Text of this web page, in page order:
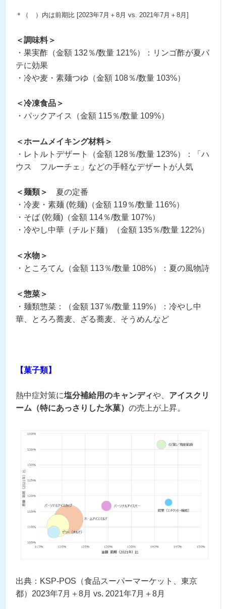
＊（ ）内は前期比 [2023年7月＋8月 vs. 2021年7月＋8月]
＜調味料＞
・果実酢（金額 132％/数量 121%）：リンゴ酢が夏バ
テに効果
・冷や麦・素麺つゆ（金額 108％/数量 103%）
＜冷凍食品＞
・パックアイス（金額 115％/数量 109%）
＜ホームメイキング材料＞
・レトルトデザート（金額 128％/数量 123%）：「ハ
ウス フルーチェ」などの手軽なデザートが人気
＜麺類＞
夏の定番
・冷麦・素麺 (乾麺)（金額 119％/数量 116%）
・そば (乾麺)（金額 114％/数量 107%）
・冷やし中華（チルド麺）（金額 135％/数量 122%）
＜水物＞
・ところてん（金額 113％/数量 108%）：夏の風物詩
＜惣菜＞
・麺類惣菜：（金額 137％/数量 119%）：冷やし中
華、とろろ蕎麦、ざる蕎麦、そうめんなど
【菓子類】
熱中症対策に塩分補給用のキャンディや、 アイスクリ
ーム（特にあっさりした氷菓） の売上が上昇。
出典：KSP-POS（食品スーパーマーケット、東京
都）2023年7月＋8月 vs. 2021年7月＋8月